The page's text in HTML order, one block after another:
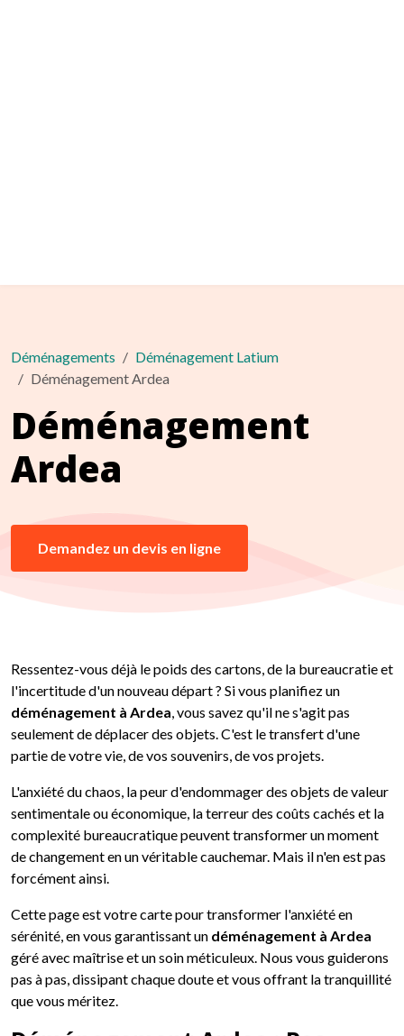
Déménagements
Déménagement Latium
Déménagement Ardea
Déménagement
Ardea
Demandez un devis en ligne
Ressentez-vous déjà le poids des cartons, de la bureaucratie et
l'incertitude d'un nouveau départ ? Si vous planifiez un
déménagement à Ardea, vous savez qu'il ne s'agit pas
seulement de déplacer des objets. C'est le transfert d'une
partie de votre vie, de vos souvenirs, de vos projets.
L'anxiété du chaos, la peur d'endommager des objets de valeur
sentimentale ou économique, la terreur des coûts cachés et la
complexité bureaucratique peuvent transformer un moment
de changement en un véritable cauchemar. Mais il n'en est pas
forcément ainsi.
Cette page est votre carte pour transformer l'anxiété en
sérénité, en vous garantissant un déménagement à Ardea
géré avec maîtrise et un soin méticuleux. Nous vous guiderons
pas à pas, dissipant chaque doute et vous offrant la tranquillité
que vous méritez.